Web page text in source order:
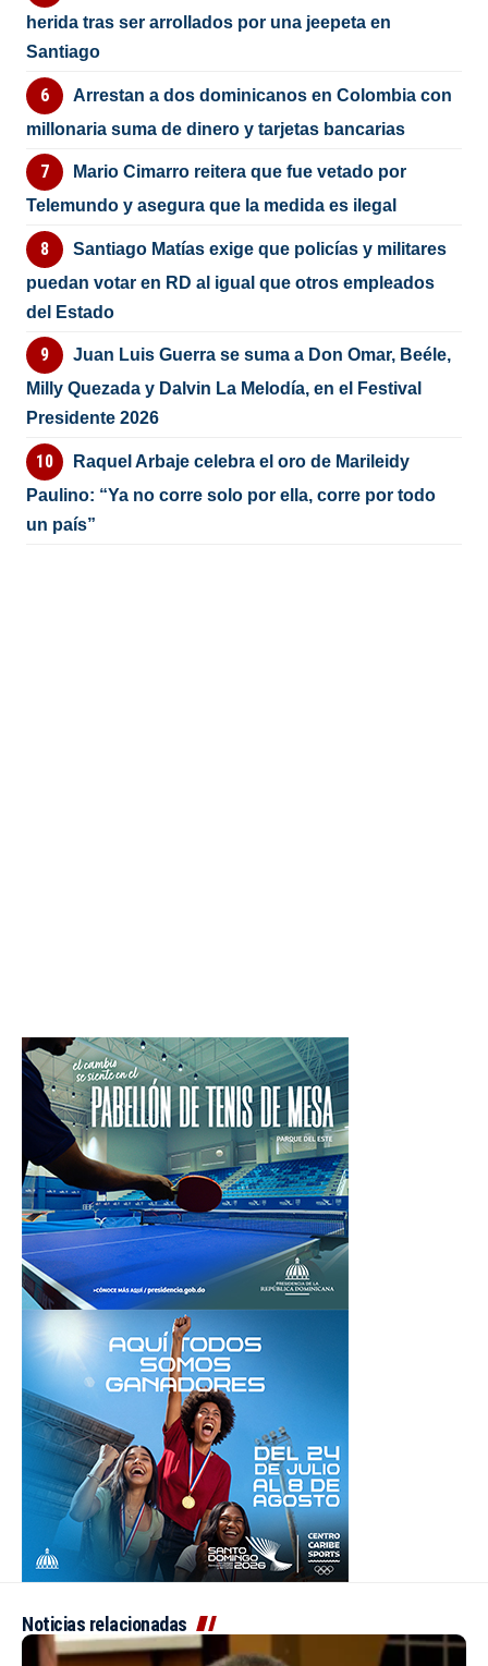
herida tras ser arrollados por una jeepeta en
Santiago
Arrestan a dos dominicanos en Colombia con
millonaria suma de dinero y tarjetas bancarias
Mario Cimarro reitera que fue vetado por
Telemundo y asegura que la medida es ilegal
Santiago Matías exige que policías y militares
puedan votar en RD al igual que otros empleados
del Estado
Juan Luis Guerra se suma a Don Omar, Beéle,
Milly Quezada y Dalvin La Melodía, en el Festival
Presidente 2026
Raquel Arbaje celebra el oro de Marileidy
Paulino: “Ya no corre solo por ella, corre por todo
un país”
Noticias relacionadas